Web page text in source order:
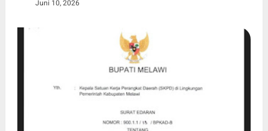
Juni 10, 2026